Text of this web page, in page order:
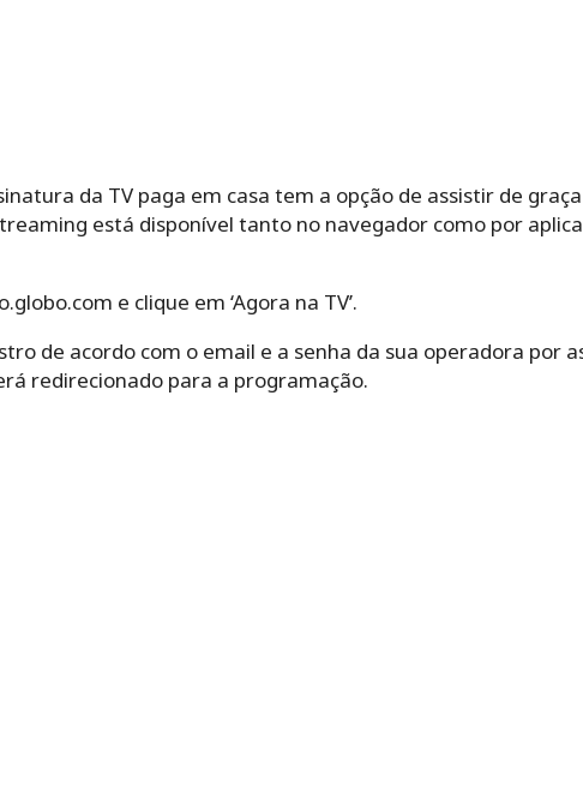
da TV paga em casa tem a opção de assistir de
está disponível tanto no navegador como por
e clique em ‘Agora na TV’.
de acordo com o email e a senha da sua operadora por
redirecionado para a programação.